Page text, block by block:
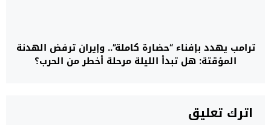
ترامب يهدد بإفناء “حضارة كاملة”.. وإيران ترفض الهدنة
المؤقتة: هل تبدأ الليلة مرحلة أخطر من الحرب؟
اترك تعليق